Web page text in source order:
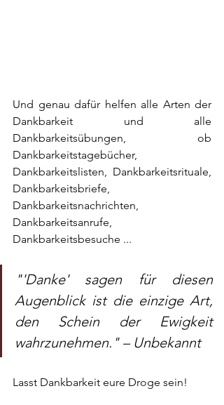
Und genau dafür helfen alle Arten der
Dankbarkeit und alle
Dankbarkeitsübungen, ob
Dankbarkeitstagebücher,
Dankbarkeitslisten, Dankbarkeitsrituale,
Dankbarkeitsbriefe,
Dankbarkeitsnachrichten,
Dankbarkeitsanrufe,
Dankbarkeitsbesuche ...
"'Danke' sagen für diesen
Augenblick ist die einzige Art,
den Schein der Ewigkeit
wahrzunehmen." – Unbekannt
Lasst Dankbarkeit eure Droge sein!